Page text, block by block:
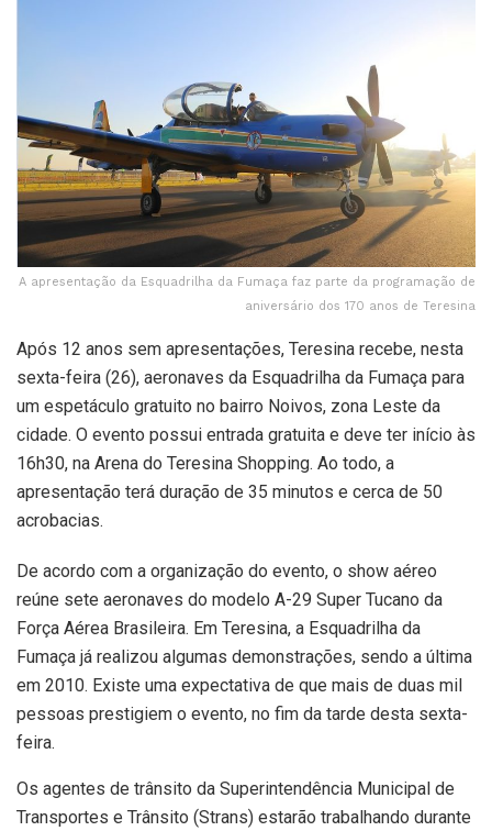
A apresentação da Esquadrilha da Fumaça faz parte da programação de
aniversário dos 170 anos de Teresina
Após 12 anos sem apresentações, Teresina recebe, nesta
sexta-feira (26), aeronaves da Esquadrilha da Fumaça para
um espetáculo gratuito no bairro Noivos, zona Leste da
cidade. O evento possui entrada gratuita e deve ter início às
16h30, na Arena do Teresina Shopping. Ao todo, a
apresentação terá duração de 35 minutos e cerca de 50
acrobacias.
De acordo com a organização do evento, o show aéreo
reúne sete aeronaves do modelo A-29 Super Tucano da
Força Aérea Brasileira. Em Teresina, a Esquadrilha da
Fumaça já realizou algumas demonstrações, sendo a última
em 2010. Existe uma expectativa de que mais de duas mil
pessoas prestigiem o evento, no fim da tarde desta sexta-
feira.
Os agentes de trânsito da Superintendência Municipal de
Transportes e Trânsito (Strans) estarão trabalhando durante